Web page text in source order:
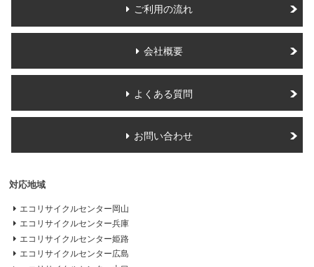
ご利用の流れ
会社概要
よくある質問
お問い合わせ
対応地域
エコリサイクルセンター岡山
エコリサイクルセンター兵庫
エコリサイクルセンター姫路
エコリサイクルセンター広島